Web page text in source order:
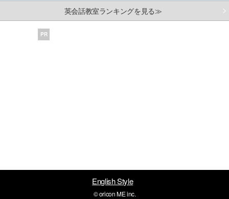
英会話教室ランキングを見る≫
PR
English Style
© oricon ME inc.